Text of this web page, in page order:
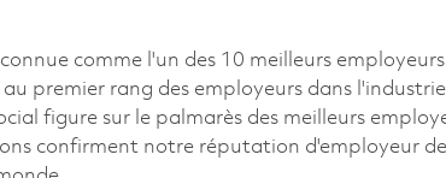
comme l'un des 10 meilleurs
au premier rang des employeurs dans
figure sur le palmarès des meilleurs
confirment notre réputation d'employeur de